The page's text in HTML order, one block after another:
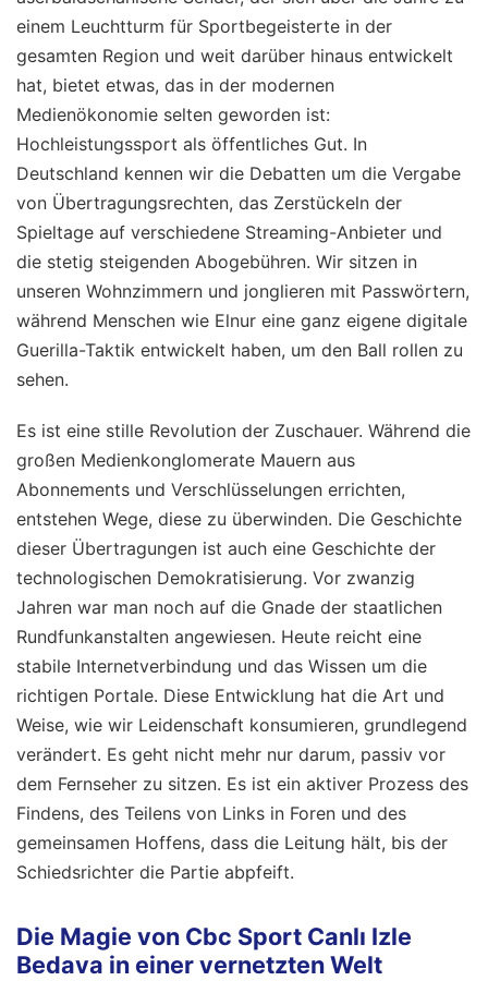
einem Leuchtturm für Sportbegeisterte in der
gesamten Region und weit darüber hinaus entwickelt
hat, bietet etwas, das in der modernen
Medienökonomie selten geworden ist:
Hochleistungssport als öffentliches Gut. In
Deutschland kennen wir die Debatten um die Vergabe
von Übertragungsrechten, das Zerstückeln der
Spieltage auf verschiedene Streaming-Anbieter und
die stetig steigenden Abogebühren. Wir sitzen in
unseren Wohnzimmern und jonglieren mit Passwörtern,
während Menschen wie Elnur eine ganz eigene digitale
Guerilla-Taktik entwickelt haben, um den Ball rollen zu
sehen.
Es ist eine stille Revolution der Zuschauer. Während die
großen Medienkonglomerate Mauern aus
Abonnements und Verschlüsselungen errichten,
entstehen Wege, diese zu überwinden. Die Geschichte
dieser Übertragungen ist auch eine Geschichte der
technologischen Demokratisierung. Vor zwanzig
Jahren war man noch auf die Gnade der staatlichen
Rundfunkanstalten angewiesen. Heute reicht eine
stabile Internetverbindung und das Wissen um die
richtigen Portale. Diese Entwicklung hat die Art und
Weise, wie wir Leidenschaft konsumieren, grundlegend
verändert. Es geht nicht mehr nur darum, passiv vor
dem Fernseher zu sitzen. Es ist ein aktiver Prozess des
Findens, des Teilens von Links in Foren und des
gemeinsamen Hoffens, dass die Leitung hält, bis der
Schiedsrichter die Partie abpfeift.
Die Magie von Cbc Sport Canlı Izle
Bedava in einer vernetzten Welt